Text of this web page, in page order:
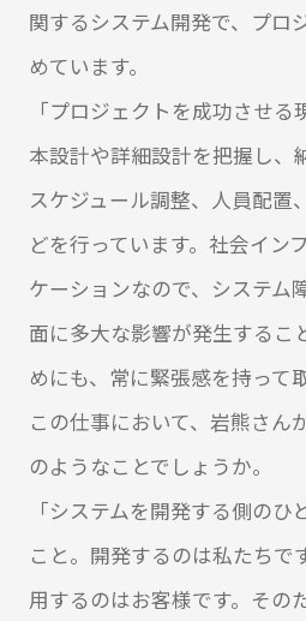
関するシステム開発で、プロ
めています。
「プロジェクトを成功させ
本設計や詳細設計を把握し、
スケジュール調整、人員配置
どを行っています。社会イン
ケーションなので、システム
面に多大な影響が発生するこ
めにも、常に緊張感を持って
この仕事において、岩熊さん
のようなことでしょうか。
「システムを開発する側の
こと。開発するのは私たちで
用するのはお客様です。その